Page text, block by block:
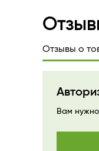
Отзывы о
Вам